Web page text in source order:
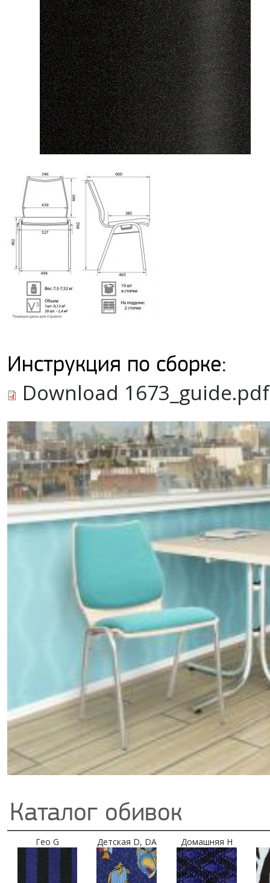
Инструкция по сборке:
Download 1673_guide.pdf
Каталог обивок
Гео G Детская D, DA Домашняя H